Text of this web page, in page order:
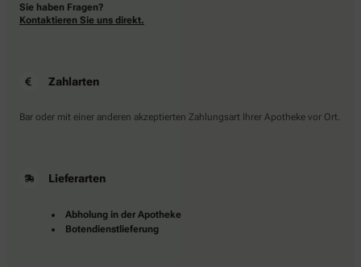
Sie haben Fragen?
Kontaktieren Sie uns direkt.
Zahlarten
Bar oder mit einer anderen akzeptierten Zahlungsart Ihrer Apotheke vor Ort.
Lieferarten
Abholung in der Apotheke
Botendienstlieferung